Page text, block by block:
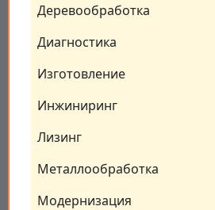
Деревообработка
Диагностика
Изготовление
Инжиниринг
Лизинг
Металлообработка
Модернизация